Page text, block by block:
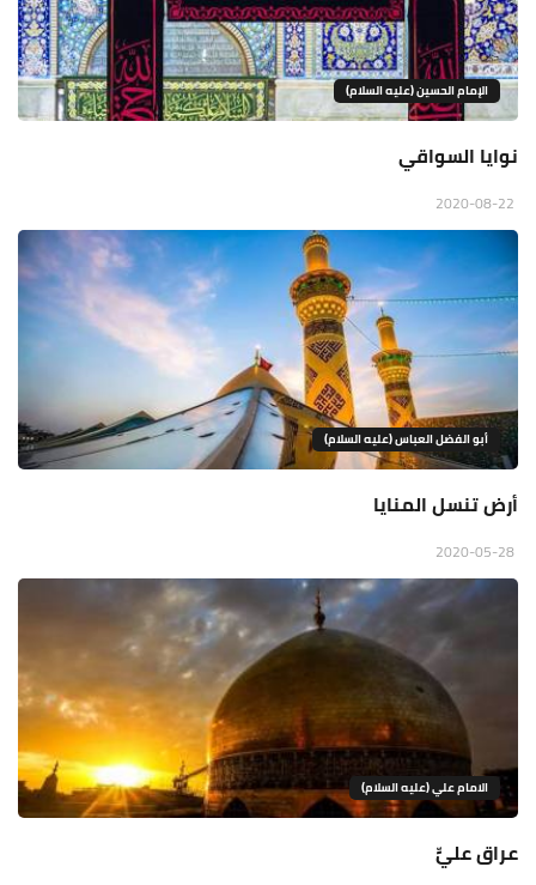
الإمام الحسين (عليه السلام)
نوايا السواقي
أبو الفضل العباس (عليه السلام)
أرض تنسل المنايا
الامام علي (عليه السلام)
عراق عليٍّ